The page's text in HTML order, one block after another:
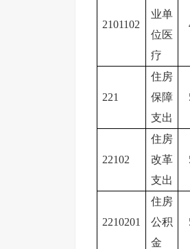
2101102
业单
位医
疗
221
住房
保障
支出
22102
住房
改革
支出
2210201
住房
公积
金